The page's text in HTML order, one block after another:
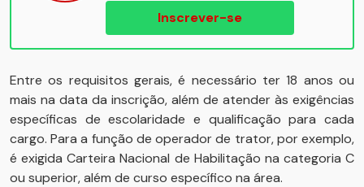
Inscrever-se
Entre os requisitos gerais, é necessário ter 18 anos ou
mais na data da inscrição, além de atender às exigências
específicas de escolaridade e qualificação para cada
cargo. Para a função de operador de trator, por exemplo,
é exigida Carteira Nacional de Habilitação na categoria C
ou superior, além de curso específico na área.